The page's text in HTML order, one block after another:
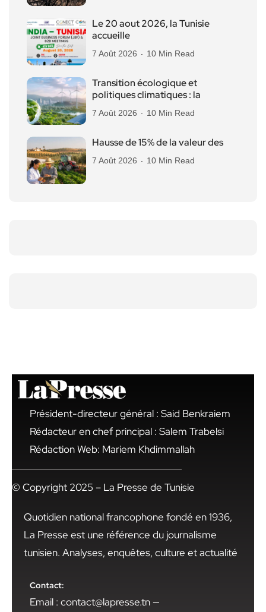
Le 20 aout 2026, la Tunisie
accueille
7 Août 2026 10 Min Read
Transition écologique et
politiques climatiques : la
7 Août 2026 10 Min Read
Hausse de 15% de la valeur des
7 Août 2026 10 Min Read
Président-directeur général : Said Benkraiem
Rédacteur en chef principal : Salem Trabelsi
Rédaction Web: Mariem Khdimmallah
© Copyright 2025 – La Presse de Tunisie
Quotidien national francophone fondé en 1936,
La Presse est une référence du journalisme
tunisien. Analyses, enquêtes, culture et actualité
Contact:
Email : contact@lapresse.tn —